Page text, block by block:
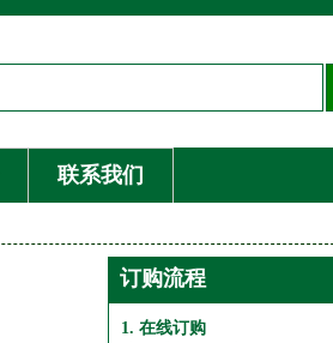
联系我们
订购流程
1. 在线订购